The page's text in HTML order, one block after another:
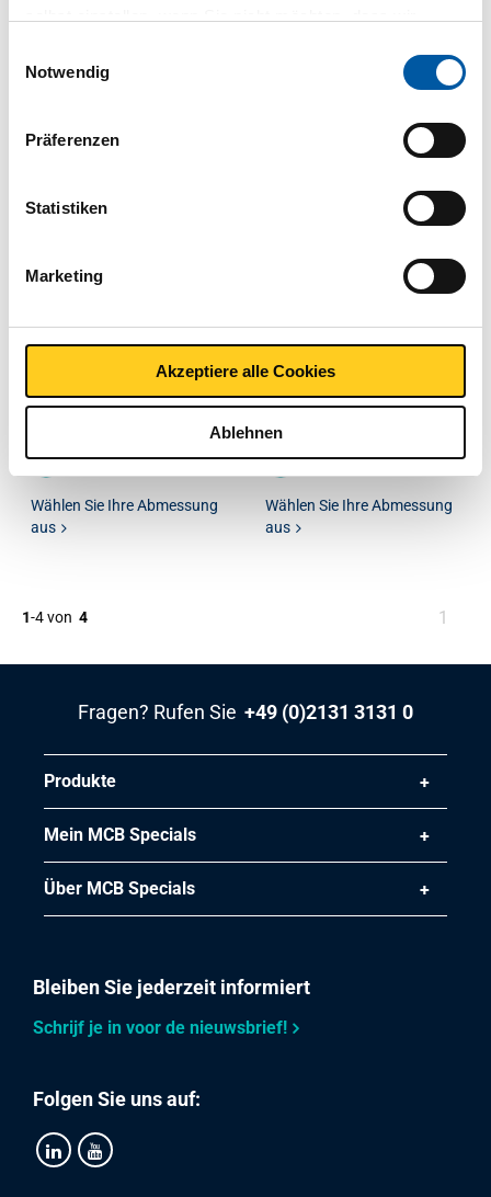
Informationen zu den von uns gespeicherten Cookies und
den Parteien mit denen wir zusammenarbeiten, finden
hier
unsere Richtlinien an.
Notwendig
Präferenzen
Statistiken
Marketing
Akzeptiere alle Cookies
Ablehnen
Wählen Sie Ihre Abmessung
warmgewalzt Verfahren
1D
Wählen Sie Ihre Abmessung
aus
kaltgewalzt Verfahren
2B
2500-0077
Wählen Sie Ihre Abmessung
aus
1-4von 4
Sie
1
Fragen? Rufen Sie +49 (0)2131 3131 0
Produkte
Mein MCB Specials
Über MCB Specials
Bleiben Sie jederzeit informiert
Schrijf je in voor de nieuwsbrief!
Folgen Sie uns auf: